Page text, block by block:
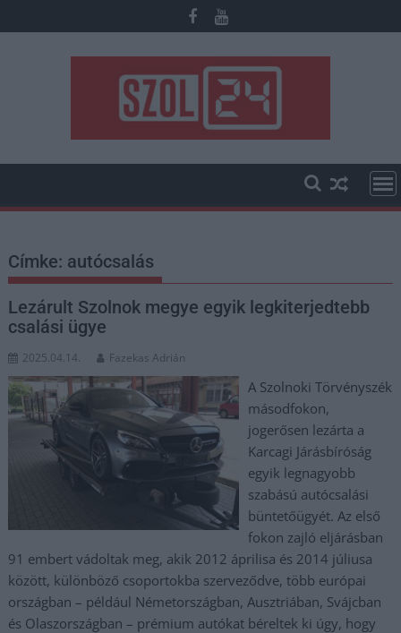
to
Címke: autócsalás
Lezárult Szolnok megye egyik legkiterjedtebb
csalási ügye
2025.04.14. Fazekas Adrián
A Szolnoki Törvényszék
másodfokon,
jogerősen lezárta a
Karcagi Járásbíróság
egyik legnagyobb
szabású autócsalási
büntetőügyét. Az első
fokon zajló eljárásban
91 embert vádoltak meg, akik 2012 áprilisa és 2014 júliusa
között, különböző csoportokba szerveződve, több európai
országban – például Németországban, Ausztriában, Svájcban
és Olaszországban – prémium autókat béreltek ki úgy, hogy